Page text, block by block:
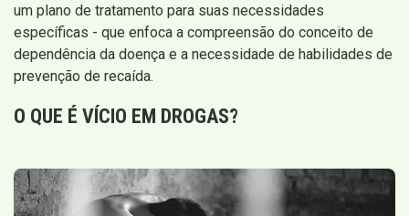
um plano de tratamento para suas necessidades
específicas - que enfoca a compreensão do conceito de
dependência da doença e a necessidade de habilidades de
prevenção de recaída.
O QUE É VÍCIO EM DROGAS?